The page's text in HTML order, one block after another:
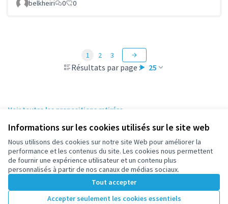
Informations sur les cookies utilisés sur le site web
Nous utilisons des cookies sur notre site Web pour améliorer la
performance et les contenus du site. Les cookies nous permettent
de fournir une expérience utilisateur et un contenu plus
personnalisés à partir de nos canaux de médias sociaux.
Tout accepter
Accepter seulement les cookies essentiels
belkheiri
0 0
Résultats par page : 25
1 2 3
Voir toutes les propositions retirées
Conditions d'utilisation
Paramètres des cookies
participez.nanterre.fr sur X
(Lien externe)
participez.nanterre.fr sur Facebook
participez.nanterre.fr sur Instagram
participez.nanterre.fr sur YouTube
(Lien externe)
participez.nanterre.fr sur GitHub
(Lien externe)